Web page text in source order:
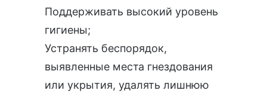
Поддерживать высокий уровень
гигиены;
Устранять беспорядок,
выявленные места гнездования
или укрытия, удалять лишнюю